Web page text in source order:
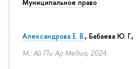
Муниципальное право
Александрова Е. В., Бабаева Ю.
М.: Ай Пи Ар Медиа, 2024.